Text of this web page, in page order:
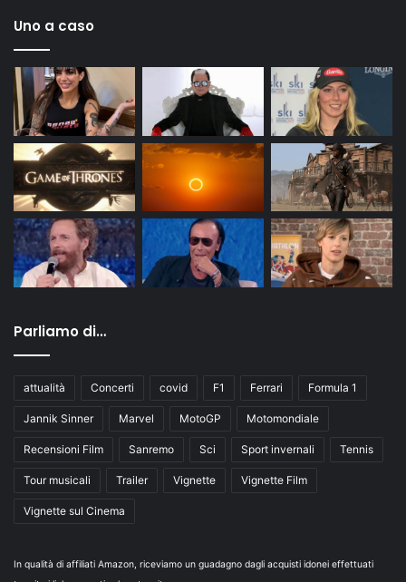
Uno a caso
Parliamo di…
attualità Concerti covid F1 Ferrari Formula 1
Jannik Sinner Marvel MotoGP Motomondiale
Recensioni Film Sanremo Sci Sport invernali Tennis
Tour musicali Trailer Vignette Vignette Film
Vignette sul Cinema
In qualità di affiliati Amazon, riceviamo un guadagno dagli acquisti idonei effettuati